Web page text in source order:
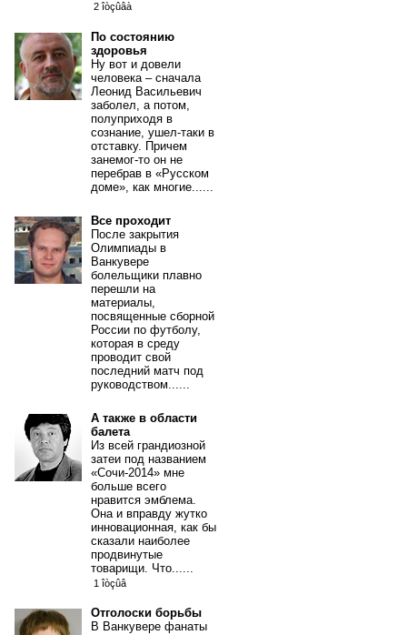
2 îòçûâà
По состоянию
здоровья
Ну вот и довели
человека – сначала
Леонид Васильевич
заболел, а потом,
полуприходя в
сознание, ушел-таки в
отставку. Причем
занемог-то он не
перебрав в «Русском
доме», как многие......
Все проходит
После закрытия
Олимпиады в
Ванкувере
болельщики плавно
перешли на
материалы,
посвященные сборной
России по футболу,
которая в среду
проводит свой
последний матч под
руководством......
А также в области
балета
Из всей грандиозной
затеи под названием
«Сочи-2014» мне
больше всего
нравится эмблема.
Она и вправду жутко
инновационная, как бы
сказали наиболее
продвинутые
товарищи. Что......
1 îòçûâ
Отголоски борьбы
В Ванкувере фанаты